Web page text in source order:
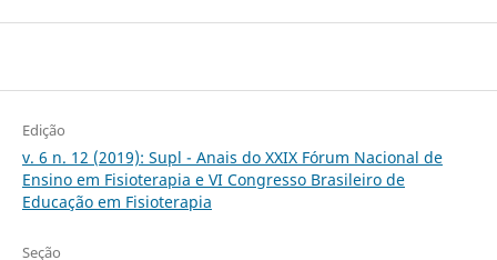
Edição
v. 6 n. 12 (2019): Supl - Anais do XXIX Fórum Nacional de
Ensino em Fisioterapia e VI Congresso Brasileiro de
Educação em Fisioterapia
Seção